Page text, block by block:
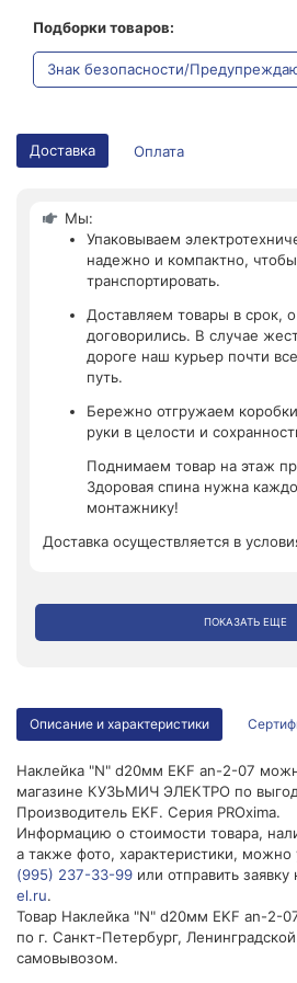
Подборки товаров:
Знак безопасности/
Доставка Оплата
Мы:
Упаковываем
надежно и компактно,
транспортировать.
Доставляем товары в срок,
договорились. В случае
дороге наш курьер почти
путь.
Бережно отгружаем
руки в целости и
Поднимаем товар на этаж
Здоровая спина нужна
монтажнику!
Доставка осуществляется в
ПОКАЗАТЬ ЕЩЕ
Описание и характеристики
Наклейка "N" d20мм EKF an-2-07
магазине КУЗЬМИЧ ЭЛЕКТРО по
Производитель EKF. Серия PROxima.
Информацию о стоимости товара,
а также фото, характеристики, можно
(995) 237-33-99 или отправить заявку
el.ru.
Товар Наклейка "N" d20мм EKF an-2-
по г. Санкт-Петербург,
самовывозом.